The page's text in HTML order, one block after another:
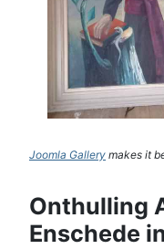
Joomla Gallery makes it
Onthulling
Enschede